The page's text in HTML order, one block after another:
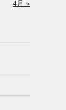
4月 »